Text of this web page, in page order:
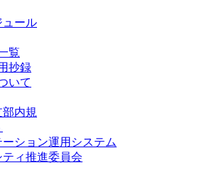
ュール
覧
抄録
いて
内規
ーション運用システム
ティ推進委員会